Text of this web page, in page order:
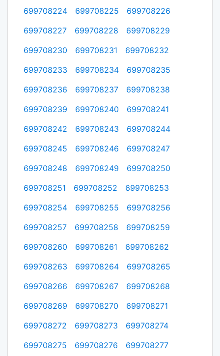
699708224
699708225
699708226
699708227
699708228
699708229
699708230
699708231
699708232
699708233
699708234
699708235
699708236
699708237
699708238
699708239
699708240
699708241
699708242
699708243
699708244
699708245
699708246
699708247
699708248
699708249
699708250
699708251
699708252
699708253
699708254
699708255
699708256
699708257
699708258
699708259
699708260
699708261
699708262
699708263
699708264
699708265
699708266
699708267
699708268
699708269
699708270
699708271
699708272
699708273
699708274
699708275
699708276 699708277